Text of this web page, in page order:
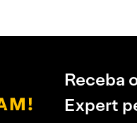
Receba
Expert